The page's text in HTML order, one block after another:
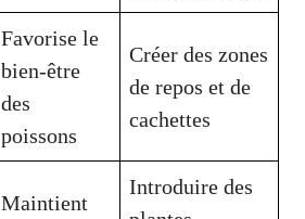
Favorise le
bien-être
des
poissons
Créer des zones
de repos et de
cachettes
Maintient
Introduire des